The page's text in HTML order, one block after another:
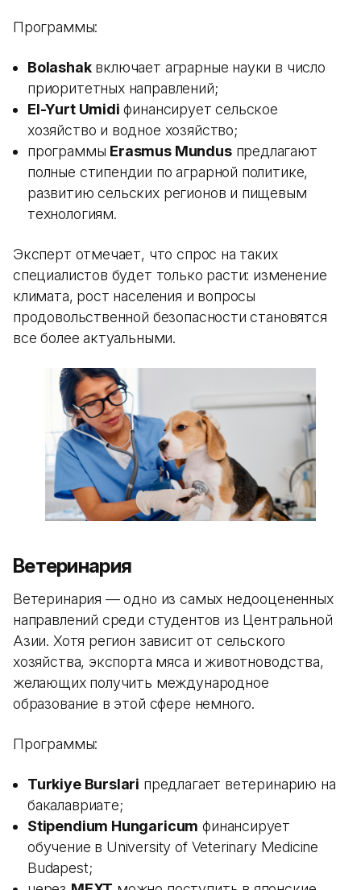
Программы:
Bolashakвключает аграрные науки в число
приоритетных направлений;
El-Yurt Umidi финансирует сельское
хозяйство и водное хозяйство;
программы Erasmus Mundusпредлагают
полные стипендии по аграрной политике,
развитию сельских регионов и пищевым
технологиям.
Эксперт отмечает, что спрос на таких
специалистов будет только расти: изменение
климата, рост населения и вопросы
продовольственной безопасности становятся
все более актуальными.
Ветеринария
Ветеринария — одно из самых недооцененных
направлений среди студентов из Центральной
Азии. Хотя регион зависит от сельского
хозяйства, экспорта мяса и животноводства,
желающих получить международное
образование в этой сфере немного.
Программы:
Turkiye Burslari предлагает ветеринарию на
бакалавриате;
Stipendium Hungaricum финансирует
обучение в University of Veterinary Medicine
Budapest;